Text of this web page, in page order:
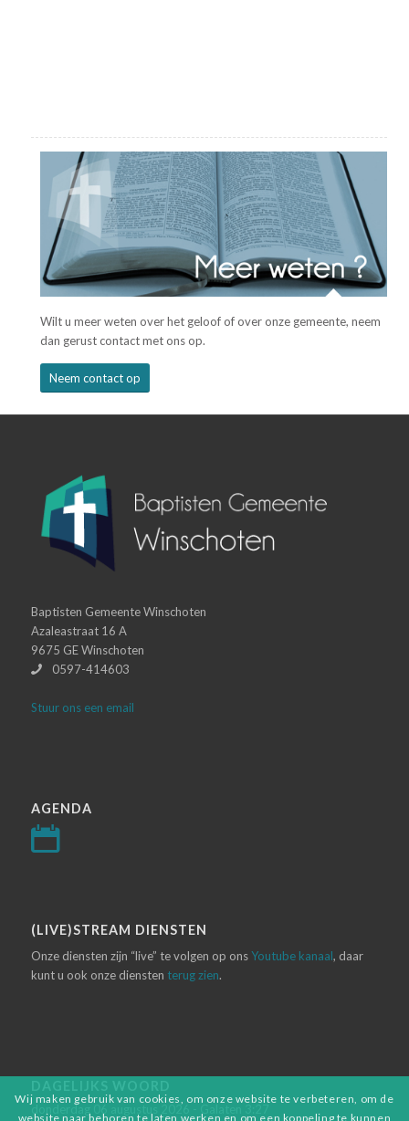
Wilt u meer weten over het geloof of over onze gemeente, neem
dan gerust contact met ons op.
Neem contact op
Baptisten Gemeente Winschoten
Azaleastraat 16 A
9675 GE Winschoten
0597-414603
Stuur ons een email
AGENDA
(LIVE)STREAM DIENSTEN
Onze diensten zijn “live” te volgen op onsYoutube kanaal, daar
kunt u ook onze diensten terug zien.
donderdag 06 augustus 2026 - Galaten 3:27
Wij maken gebruik van cookies, om onze website te verbeteren, om de
website naar behoren te laten werken en om een koppeling te kunnen